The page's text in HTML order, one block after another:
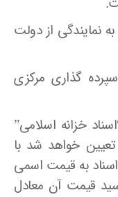
نمایندگی از دولت
گذاری مرکزی
خزانه اسلامی”
تعیین خواهد شد با
به قیمت اسمی
قیمت آن معادل